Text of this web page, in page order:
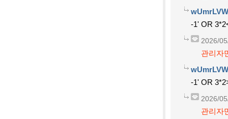
-1' OR
2026/
관리자
-1' OR
2026/
관리자